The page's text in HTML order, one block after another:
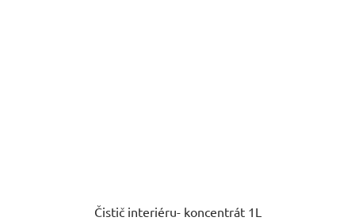
Čistič interiéru- koncentrát 1L